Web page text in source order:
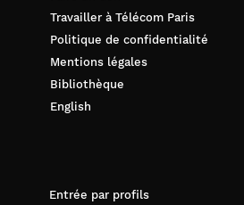
Travailler à Télécom Paris
Politique de confidentialité
Mentions légales
Bibliothèque
English
Entrée par profils